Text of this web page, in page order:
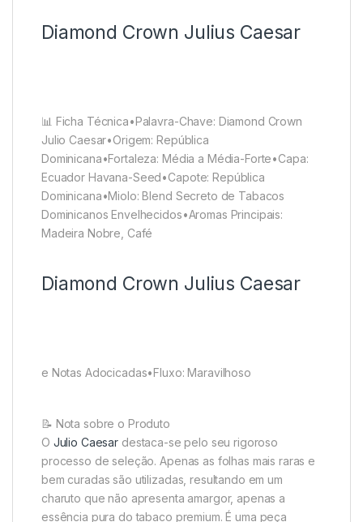
Diamond Crown Julius Caesar
📊 Ficha Técnica•Palavra-Chave: Diamond Crown
Julio Caesar•Origem: República
Dominicana•Fortaleza: Média a Média-Forte•Capa:
Ecuador Havana-Seed•Capote: República
Dominicana•Miolo: Blend Secreto de Tabacos
Dominicanos Envelhecidos•Aromas Principais:
Madeira Nobre, Café
Diamond Crown Julius Caesar
e Notas Adocicadas•Fluxo: Maravilhoso
📝 Nota sobre o Produto
O Julio Caesar destaca-se pelo seu rigoroso
processo de seleção. Apenas as folhas mais raras e
bem curadas são utilizadas, resultando em um
charuto que não apresenta amargor, apenas a
essência pura do tabaco premium. É uma peça